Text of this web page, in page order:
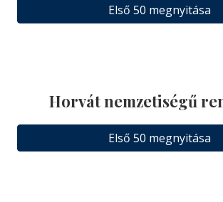
Első 50 megnyitása
Horvát nemzetiségű
Első 50 megnyitása